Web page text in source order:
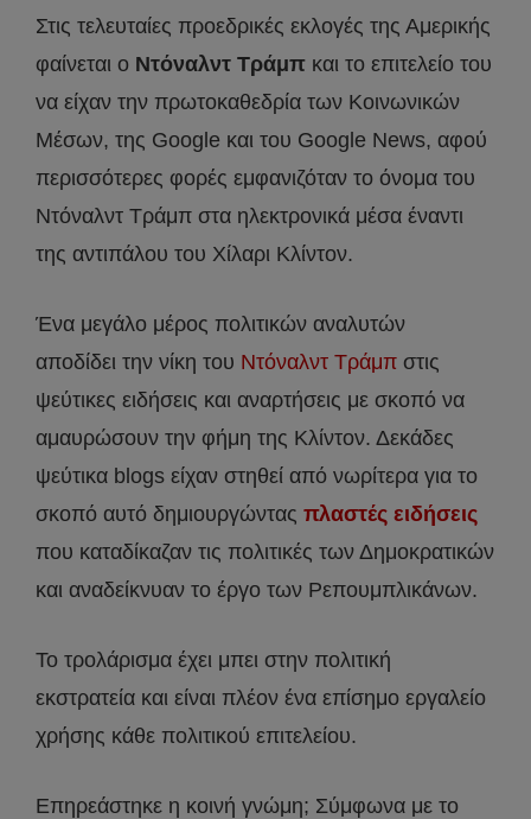
Στις τελευταίες προεδρικές εκλογές της Αμερικής
φαίνεται ο Ντόναλντ Τράμπ και το επιτελείο του
να είχαν την πρωτοκαθεδρία των Κοινωνικών
Μέσων, της Google και του Google News, αφού
περισσότερες φορές εμφανιζόταν το όνομα του
Ντόναλντ Τράμπ στα ηλεκτρονικά μέσα έναντι
της αντιπάλου του Χίλαρι Κλίντον.
Ένα μεγάλο μέρος πολιτικών αναλυτών
αποδίδει την νίκη του Ντόναλντ Τράμπ στις
ψεύτικες ειδήσεις και αναρτήσεις με σκοπό να
αμαυρώσουν την φήμη της Κλίντον. Δεκάδες
ψεύτικα blogs είχαν στηθεί από νωρίτερα για το
σκοπό αυτό δημιουργώντας πλαστές ειδήσεις
που καταδίκαζαν τις πολιτικές των Δημοκρατικών
και αναδείκνυαν το έργο των Ρεπουμπλικάνων.
Το τρολάρισμα έχει μπει στην πολιτική
εκστρατεία και είναι πλέον ένα επίσημο εργαλείο
χρήσης κάθε πολιτικού επιτελείου.
Επηρεάστηκε η κοινή γνώμη; Σύμφωνα με το